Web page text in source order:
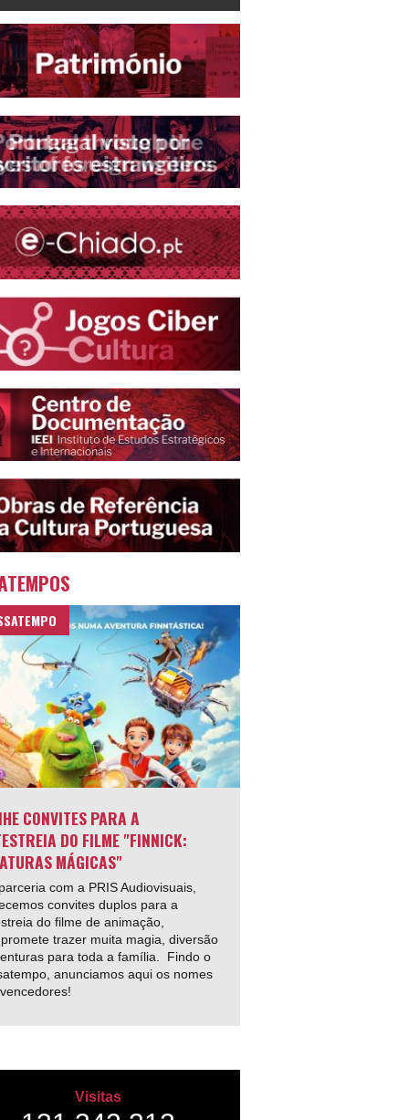
CONVITES PARA A
DO FILME "FINNICK:
MÁGICAS"
com a PRIS Audiovisuais,
convites duplos para a
do filme de animação,
trazer muita magia, diversão
para toda a família. Findo o
anunciamos aqui os nomes
Visitas